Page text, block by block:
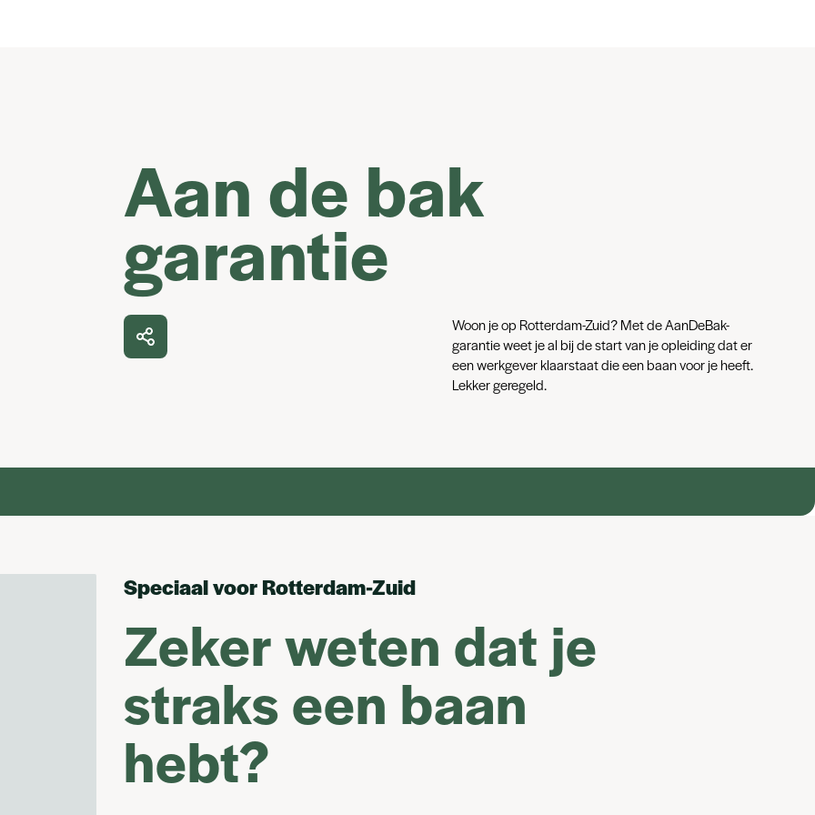
Aan de bak
garantie
Woon je op Rotterdam-Zuid? Met de AanDeBak-
garantie weet je al bij de start van je opleiding dat er
een werkgever klaarstaat die een baan voor je heeft.
Lekker geregeld.
Speciaal voor Rotterdam-Zuid
Zeker weten dat je
straks een baan
hebt?